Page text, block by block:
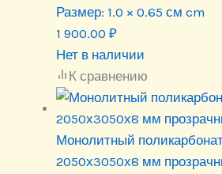
Размер: 1.0 × 0.65 см cm
1 900.00 ₽
Нет в наличии
К сравнению
Монолитный
2050х3050х8 мм